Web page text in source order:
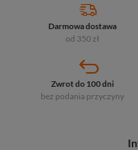
Darmowa dostawa
od 350 zł
Zwrot do 100 dni
bez podania przyczyny